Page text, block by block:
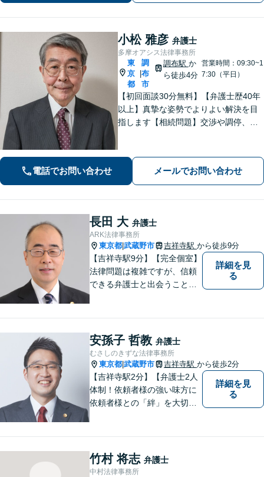
広く対応【分割払い対応】【電話相談
OK】
小松 雅彦 弁護士
多摩オアシス法律事務所
東
京
都
調
布
市
調布駅 か
ら徒歩4分
営業時間：09:30~1
7:30（平日）
【初回面談30分無料】【弁護士歴40年
以上】真摯な姿勢でよりよい解決を目
指します【相続問題】交渉や調停、裁
題】熟年離婚や離婚を検討中の方もお
気軽にご相談ください【調布駅4分】
電話でお問い合わせ メールでお問い合わせ
長田 大 弁護士
ARK法律事務所
東京都 武蔵野市 吉祥寺駅 から徒歩9分
【吉祥寺駅9分】【完全個室】
法律問題は複雑ですが、信頼
できる弁護士と出会うことで
さい。一緒に最善の解決策を
見つけましょう。【迅速な対
応】
詳細を見
る
安孫子 哲教 弁護士
むさしのきずな法律事務所
東京都 武蔵野市 吉祥寺駅 から徒歩2分
【吉祥寺駅2分】【弁護士2人
体制！依頼者様の強い味方に
依頼者様との「絆」を大切
回収、企業法務、刑事事件、
インターネットなど
詳細を見
る
竹村 将志 弁護士
中村法律事務所